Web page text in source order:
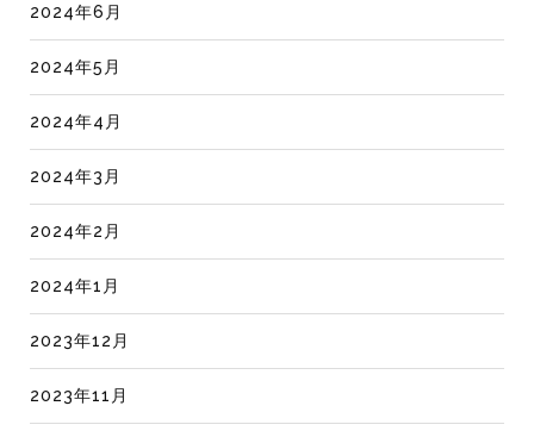
2024年6月
2024年5月
2024年4月
2024年3月
2024年2月
2024年1月
2023年12月
2023年11月